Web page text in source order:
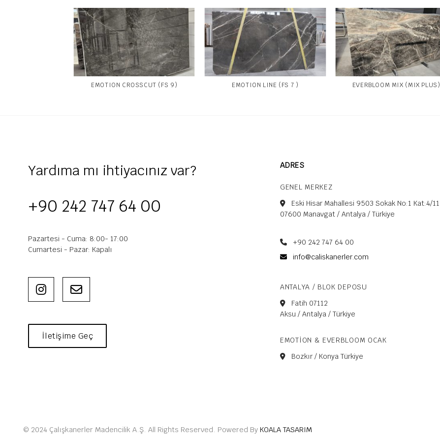
EMOTION CROSSCUT (FS 9) EMOTION LINE (FS 7 ) EVERBLOOM MIX (MIX PLUS)
Yardıma mı ihtiyacınız var?
+90 242 747 64 00
Pazartesi - Cuma: 8:00- 17:00
Cumartesi - Pazar: Kapalı
İletişime Geç
ADRES
GENEL MERKEZ
Eski Hisar Mahallesi 9503 Sokak No:1 Kat:4/11
07600 Manavgat / Antalya / Türkiye
+90 242 747 64 00
info@caliskanerler.com
ANTALYA / BLOK DEPOSU
Fatih 07112
Aksu / Antalya / Türkiye
EMOTION & EVERBLOOM OCAK
Bozkır / Konya Türkiye
© 2024 Çalışkanerler Madencilik A.Ş. All Rights Reserved. Powered By KOALA TASARIM